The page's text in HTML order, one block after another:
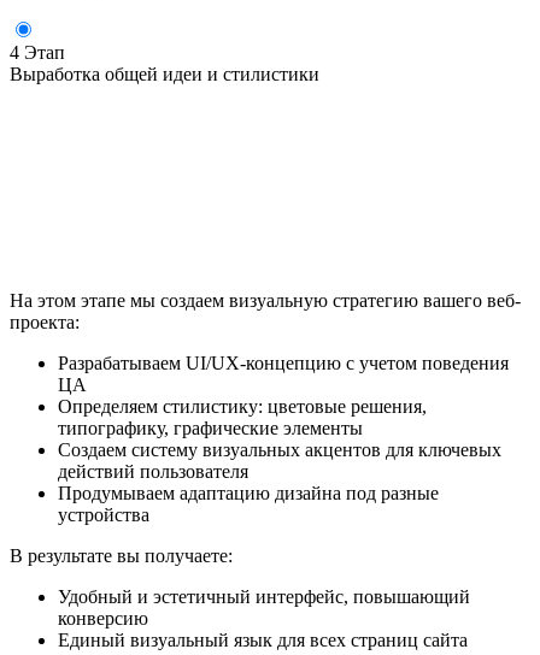
4 Этап
Выработка общей идеи и стилистики
На этом этапе мы создаем визуальную стратегию вашего веб-
проекта:
Разрабатываем UI/UX-концепцию с учетом поведения
ЦА
Определяем стилистику: цветовые решения,
типографику, графические элементы
Создаем систему визуальных акцентов для ключевых
действий пользователя
Продумываем адаптацию дизайна под разные
устройства
В результате вы получаете:
Удобный и эстетичный интерфейс, повышающий
конверсию
Единый визуальный язык для всех страниц сайта